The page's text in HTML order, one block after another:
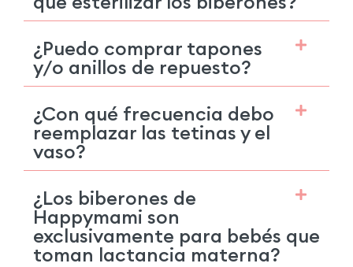
¿Puedo comprar tapones
y/o anillos de repuesto?
¿Con qué frecuencia debo
reemplazar las tetinas y el
vaso?
¿Los biberones de
Happymami son
exclusivamente para bebés que
toman lactancia materna?